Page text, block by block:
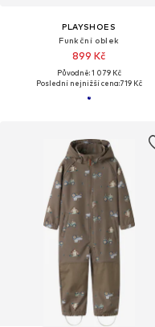
PLAYSHOES
Funkční oblek
899 Kč
Původně: 1 079 Kč
Poslední nejnižší cena:719 Kč